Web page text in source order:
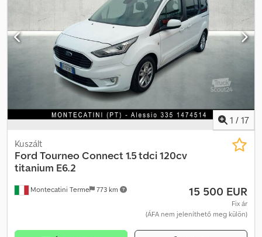
elektromos tükrök, fűthető tükrök, bal oldali elektromos ablak,
jobb oldali elektromos ablak, 5 sebességes kapcsoló, ABS
(blokkolásgátló rendszer), ASR (kipörgésgátló), figyelmeztető
villogó (tetőlámpa), laprugós felfüggesztés, ajtók, zöld
környezetvédelmi matrica Felépítmény: személyszállító jármű. Az
eladás vállalkozóknak vagy exportra történik, plusz 19% ÁFA-val! A
tartozékokra vonatkozó adatok tájékoztató jellegűek, a
változtatás, az előzetes eladás és a tévedések jogát fenntartjuk!
1 / 17
Montecatini Terme 773 km
Kuszált
Ford Tourneo Connect 1.5 tdci 120cv
titanium E6.2
15 500 EUR
Fix ár
(ÁFA nem jeleníthető meg külön)